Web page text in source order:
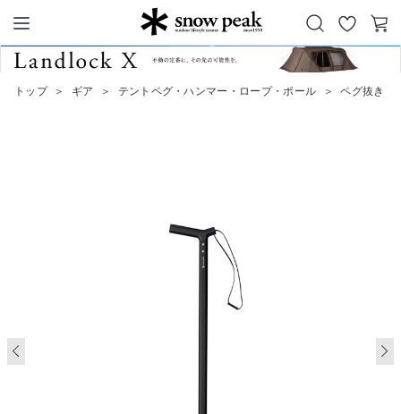
Snow Peak
お
気
カ
ト
トップ ＞ ギア ＞ テントペグ・ハンマー・ロープ・ポール ＞ ペグ抜きロ